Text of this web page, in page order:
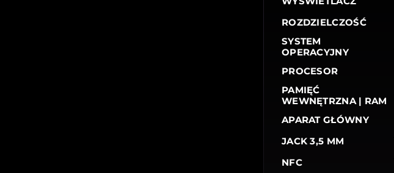
ROZDZIELCZOŚĆ
SYSTEM
OPERACYJNY
PROCESOR
PAMIĘĆ
WEWNĘTRZNA | RAM
APARAT GŁÓWNY
JACK 3,5 MM
NFC